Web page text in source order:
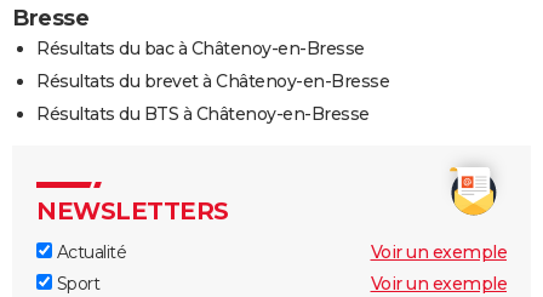
Bresse
Résultats du bac à Châtenoy-en-Bresse
Résultats du brevet à Châtenoy-en-Bresse
Résultats du BTS à Châtenoy-en-Bresse
NEWSLETTERS
Actualité
Voir un exemple
Sport
Voir un exemple